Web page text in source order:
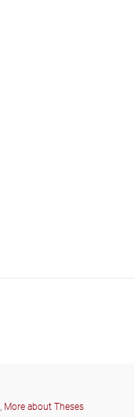
, More about Theses